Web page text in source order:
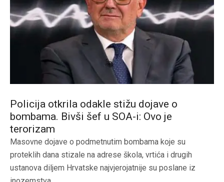
Policija otkrila odakle stižu dojave o
bombama. Bivši šef u SOA-i: Ovo je
terorizam
Masovne dojave o podmetnutim bombama koje su
proteklih dana stizale na adrese škola, vrtića i drugih
ustanova diljem Hrvatske najvjerojatnije su poslane iz